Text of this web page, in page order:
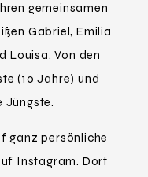
gemeinsamen
Gabriel, Emilia
Louisa. Von den
(10 Jahre) und
Jüngste.
ganz persönliche
Instagram. Dort